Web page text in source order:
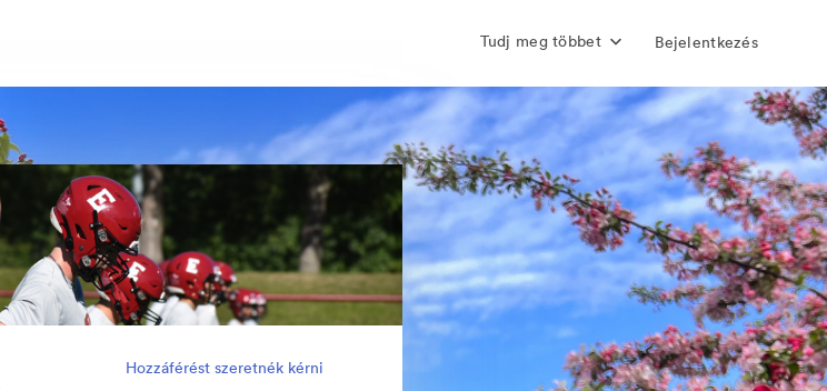
Tudj meg többet Bejelentkezés
Hozzáférést szeretnék kérni